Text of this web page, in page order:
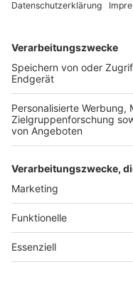
Versandkosten.
Der
SERVICE HOTLINE
SHOP SERVICE